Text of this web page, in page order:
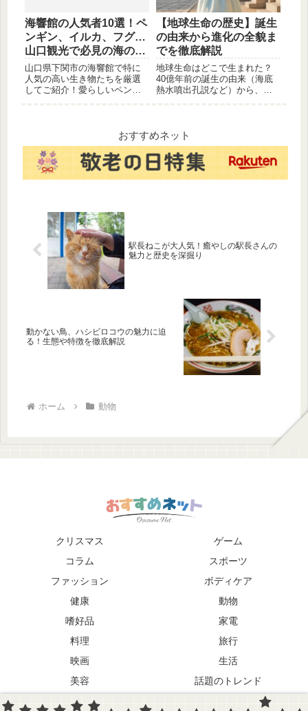
海響館の人気者10選！ペ
ンギン、イルカ、フグ…
山口観光で必見の海の生
き物たち
山口県下関市の海響館で特に
人気の高い生き物たちを厳選
してご紹介！愛らしいペンギ
力をたっぷりお届けします。
山口観光の参考にぜひ！
【地球生命の歴史】誕生
の由来から進化の全貌ま
でを徹底解説
地球生命はどこで生まれた？
40億年前の誕生の由来（海底
熱水噴出孔説など）から、原
歴史を、主要な出来事ごとに
分かりやすく解説します。
おすすめネット
駅長ねこが大人気！癒やしの駅長さんの
魅力と歴史を深掘り
動かない鳥、ハシビロコウの魅力に迫
る！生態や特徴を徹底解説
ホーム 動物
クリスマス
ゲーム
コラム
スポーツ
ファッション
ボディケア
健康
動物
嗜好品
家電
料理
旅行
映画
生活
美容
話題のトレンド
趣味